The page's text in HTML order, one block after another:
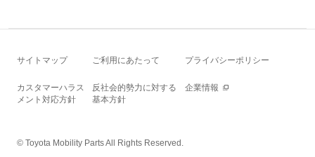
サイトマップ ご利用にあたって プライバシーポリシー
カスタマーハラス
メント対応方針
反社会的勢力に対する
基本方針
企業情報
© Toyota Mobility Parts All Rights Reserved.